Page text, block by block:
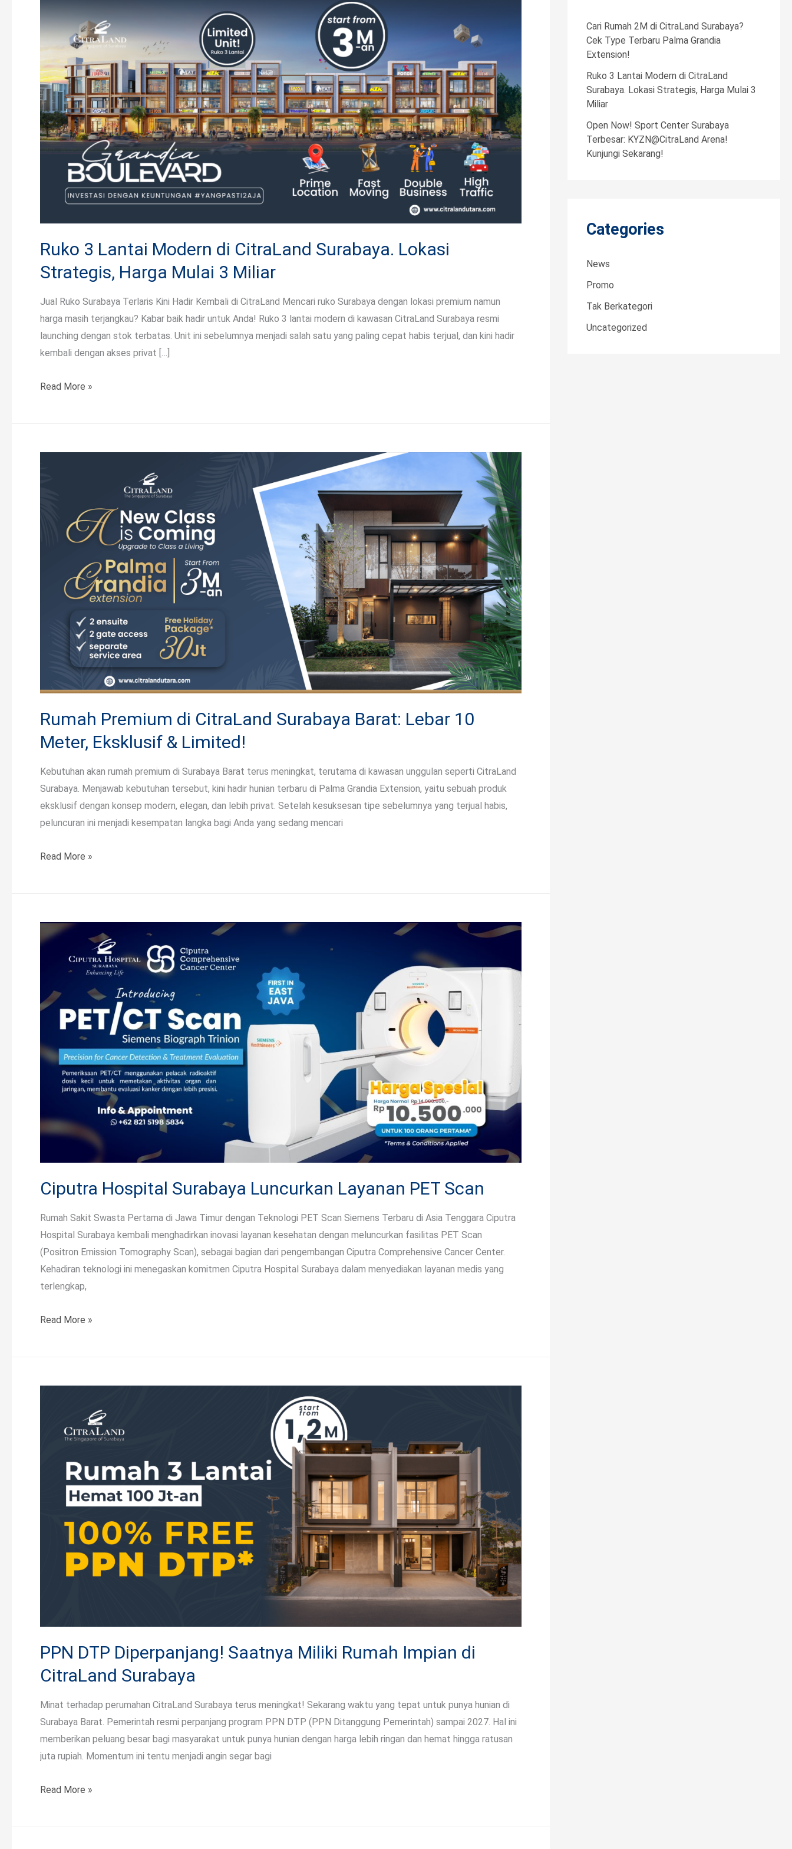
Ruko 3 Lantai Modern di CitraLand Surabaya. Lokasi
Strategis, Harga Mulai 3 Miliar
Jual Ruko Surabaya Terlaris Kini Hadir Kembali di CitraLand Mencari ruko Surabaya dengan lokasi premium namun
harga masih terjangkau? Kabar baik hadir untuk Anda! Ruko 3 lantai modern di kawasan CitraLand Surabaya resmi
launching dengan stok terbatas. Unit ini sebelumnya menjadi salah satu yang paling cepat habis terjual, dan kini hadir
kembali dengan akses privat […]
Lantai
Modern
di
CitraLand
Surabaya.
Lokasi
Strategis,
Harga
Read More »
Rumah Premium di CitraLand Surabaya Barat: Lebar 10
Meter, Eksklusif & Limited!
Kebutuhan akan rumah premium di Surabaya Barat terus meningkat, terutama di kawasan unggulan seperti CitraLand
Surabaya. Menjawab kebutuhan tersebut, kini hadir hunian terbaru di Palma Grandia Extension, yaitu sebuah produk
eksklusif dengan konsep modern, elegan, dan lebih privat. Setelah kesuksesan tipe sebelumnya yang terjual habis,
peluncuran ini menjadi kesempatan langka bagi Anda yang sedang mencari
Surabaya
Meter,
Read More »
Ciputra Hospital Surabaya Luncurkan Layanan PET Scan
Rumah Sakit Swasta Pertama di Jawa Timur dengan Teknologi PET Scan Siemens Terbaru di Asia Tenggara Ciputra
Hospital Surabaya kembali menghadirkan inovasi layanan kesehatan dengan meluncurkan fasilitas PET Scan
(Positron Emission Tomography Scan), sebagai bagian dari pengembangan Ciputra Comprehensive Cancer Center.
Kehadiran teknologi ini menegaskan komitmen Ciputra Hospital Surabaya dalam menyediakan layanan medis yang
terlengkap,
Ciputra
Hospital
Surabaya
Layanan
Scan
Read More »
PPN DTP Diperpanjang! Saatnya Miliki Rumah Impian di
CitraLand Surabaya
Minat terhadap perumahan CitraLand Surabaya terus meningkat! Sekarang waktu yang tepat untuk punya hunian di
Surabaya Barat. Pemerintah resmi perpanjang program PPN DTP (PPN Ditanggung Pemerintah) sampai 2027. Hal ini
memberikan peluang besar bagi masyarakat untuk punya hunian dengan harga lebih ringan dan hemat hingga ratusan
juta rupiah. Momentum ini tentu menjadi angin segar bagi
Diperpanjang!
Rumah
Surabaya
Read More »
f
o
r
:
Cari Rumah 2M di CitraLand Surabaya?
Cek Type Terbaru Palma Grandia
Extension!
Ruko 3 Lantai Modern di CitraLand
Surabaya. Lokasi Strategis, Harga Mulai 3
Miliar
Open Now! Sport Center Surabaya
Terbesar: KYZN@CitraLand Arena!
Kunjungi Sekarang!
Categories
News
Promo
Tak Berkategori
Uncategorized